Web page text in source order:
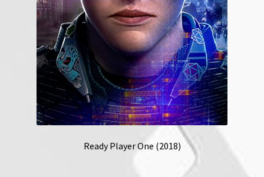
Ready Player One (2018)